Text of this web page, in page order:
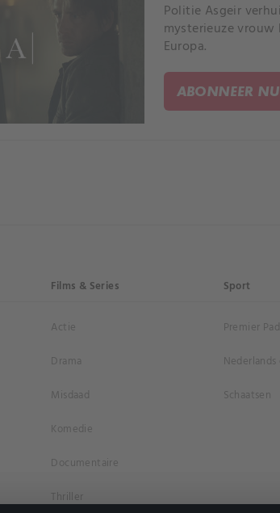
Politie Asgeir
mysterieuze
Europa.
ABONNEER NU
Films & Series
Actie
Drama
Misdaad
Komedie
Documentaire
Thriller
Sport
Premier
Schaatsen